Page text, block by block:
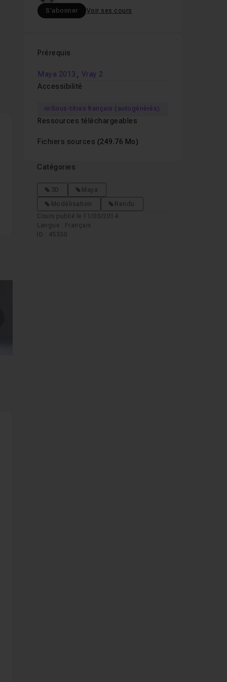
S'abonner Voir ses cours
Prérequis
Maya 2013 , Vray 2
Accessibilité
Sous-titres français (autogénérés)
Ressources téléchargeables
Fichiers sources (249.76 Mo)
Catégories
3D
Maya
Modélisation
Rendu
Cours publié le 11/03/2014
Langue : Français
ID : 45330